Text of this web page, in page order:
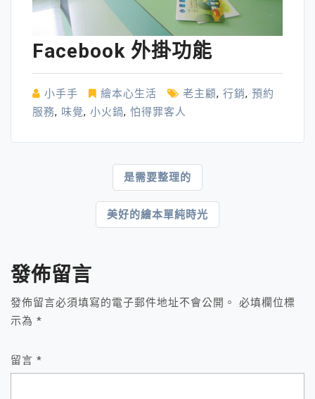
Facebook 外掛功能
小手手 繪本心生活 老主顧, 行銷, 預約
服務, 味覺, 小火鍋, 怕得罪客人
覽
是需要整理的
美好的繪本單純時光
發佈留言
發佈留言必須填寫的電子郵件地址不會公開。
必填欄位標
示為 *
留言 *